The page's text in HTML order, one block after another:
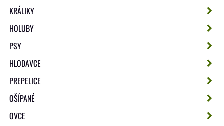
KRÁLIKY
HOLUBY
PSY
HLODAVCE
PREPELICE
OŠÍPANÉ
OVCE